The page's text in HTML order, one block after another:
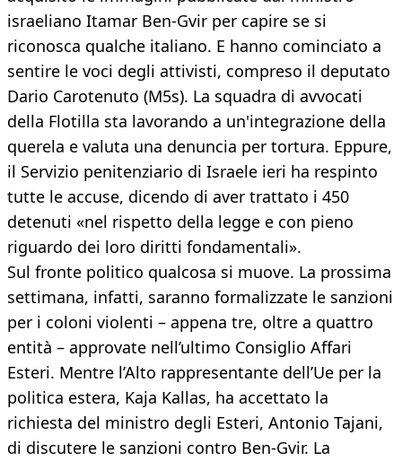
israeliano Itamar Ben-Gvir per capire se si
riconosca qualche italiano. E hanno cominciato a
sentire le voci degli attivisti, compreso il deputato
Dario Carotenuto (M5s). La squadra di avvocati
della Flotilla sta lavorando a un'integrazione della
querela e valuta una denuncia per tortura. Eppure,
il Servizio penitenziario di Israele ieri ha respinto
tutte le accuse, dicendo di aver trattato i 450
detenuti «nel rispetto della legge e con pieno
riguardo dei loro diritti fondamentali».
Sul fronte politico qualcosa si muove. La prossima
settimana, infatti, saranno formalizzate le sanzioni
per i coloni violenti – appena tre, oltre a quattro
entità – approvate nell’ultimo Consiglio Affari
Esteri. Mentre l’Alto rappresentante dell’Ue per la
politica estera, Kaja Kallas, ha accettato la
richiesta del ministro degli Esteri, Antonio Tajani,
di discutere le sanzioni contro Ben-Gvir. La